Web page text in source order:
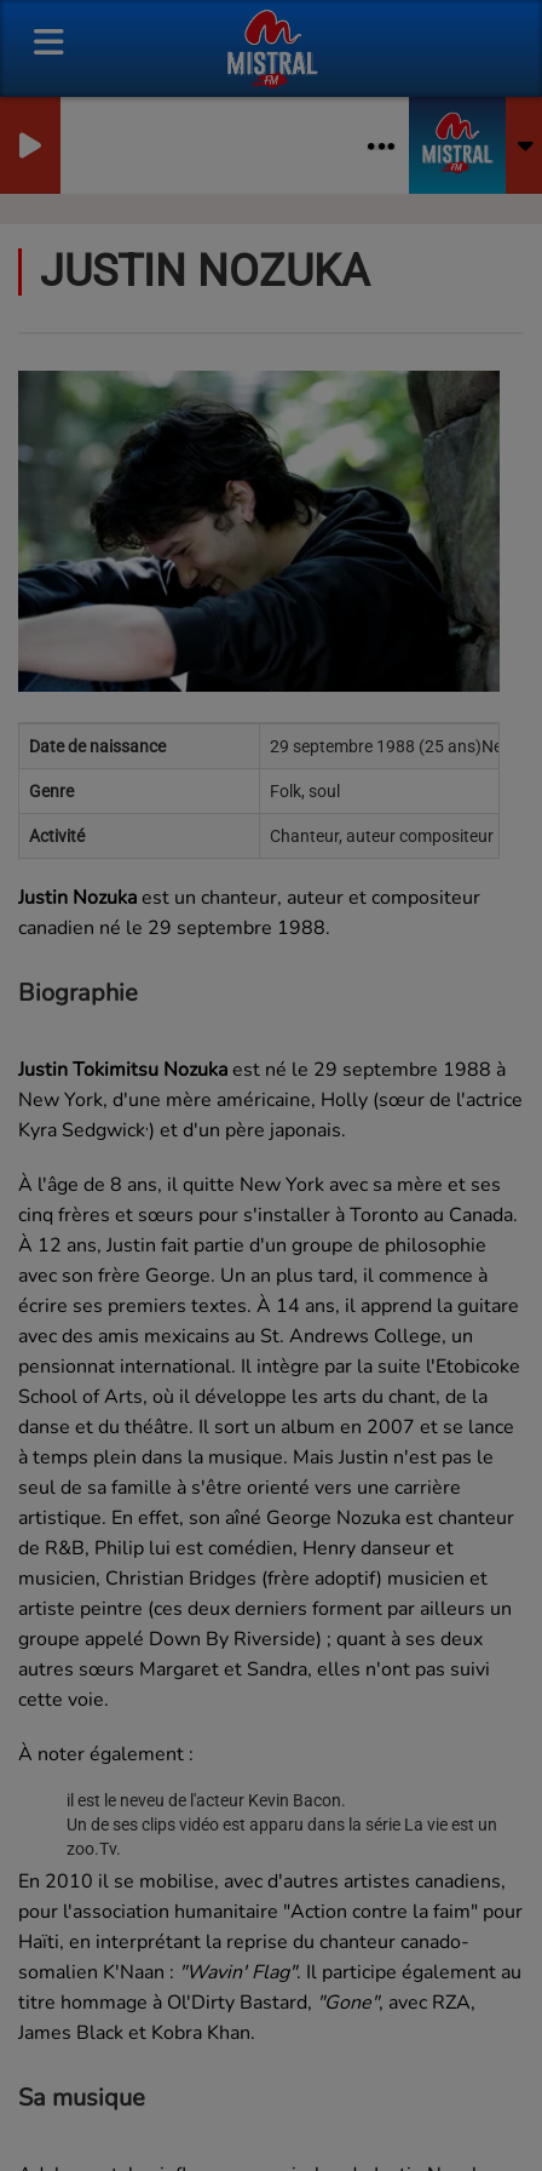
JUSTIN NOZUKA
Date de naissance 29 septembre 1988 (25 ans)New
Genre Folk, soul
Activité Chanteur, auteur compositeur
Justin Nozukaest un chanteur, auteur et compositeur
canadien né le 29 septembre 1988.
Biographie
Justin Tokimitsu Nozukaest né le 29 septembre 1988 à
New York, d'une mère américaine, Holly (sœur de l'actrice
Kyra Sedgwick,) et d'un père japonais.
À l'âge de 8 ans, il quitte New York avec sa mère et ses
cinq frères et sœurs pour s'installer à Toronto au Canada.
À 12 ans, Justin fait partie d'un groupe de philosophie
avec son frère George. Un an plus tard, il commence à
écrire ses premiers textes. À 14 ans, il apprend la guitare
avec des amis mexicains au St. Andrews College, un
pensionnat international. Il intègre par la suite l'Etobicoke
School of Arts, où il développe les arts du chant, de la
danse et du théâtre. Il sort un album en 2007 et se lance
à temps plein dans la musique. Mais Justin n'est pas le
seul de sa famille à s'être orienté vers une carrière
artistique. En effet, son aîné George Nozuka est chanteur
de R&B, Philip lui est comédien, Henry danseur et
musicien, Christian Bridges (frère adoptif) musicien et
artiste peintre (ces deux derniers forment par ailleurs un
groupe appelé Down By Riverside) ; quant à ses deux
autres sœurs Margaret et Sandra, elles n'ont pas suivi
cette voie.
À noter également :
il est le neveu de l'acteur Kevin Bacon.
Un de ses clips vidéo est apparu dans la série La vie est un
zoo.Tv.
En 2010 il se mobilise, avec d'autres artistes canadiens,
pour l'association humanitaire "Action contre la faim" pour
Haïti, en interprétant la reprise du chanteur canado-
somalien K'Naan : "Wavin' Flag". Il participe également au
titre hommage à Ol'Dirty Bastard, "Gone", avec RZA,
James Black et Kobra Khan.
Sa musique